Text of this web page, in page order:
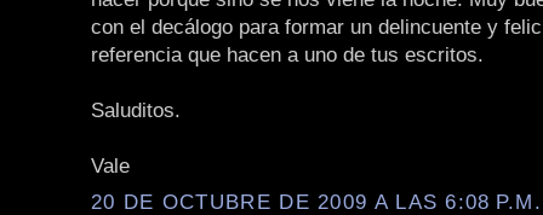
con el decálogo para formar un delincuente y
referencia que hacen a uno de tus escritos.
Saluditos.
Vale
20 DE OCTUBRE DE 2009 A LAS 6:08 P.M.